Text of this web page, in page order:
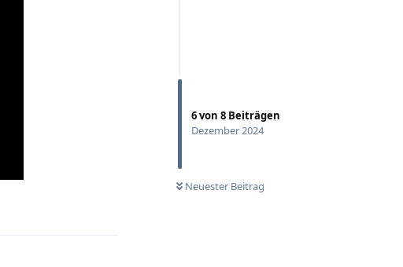
6von 8 Beiträgen
Dezember 2024
Neuester Beitrag